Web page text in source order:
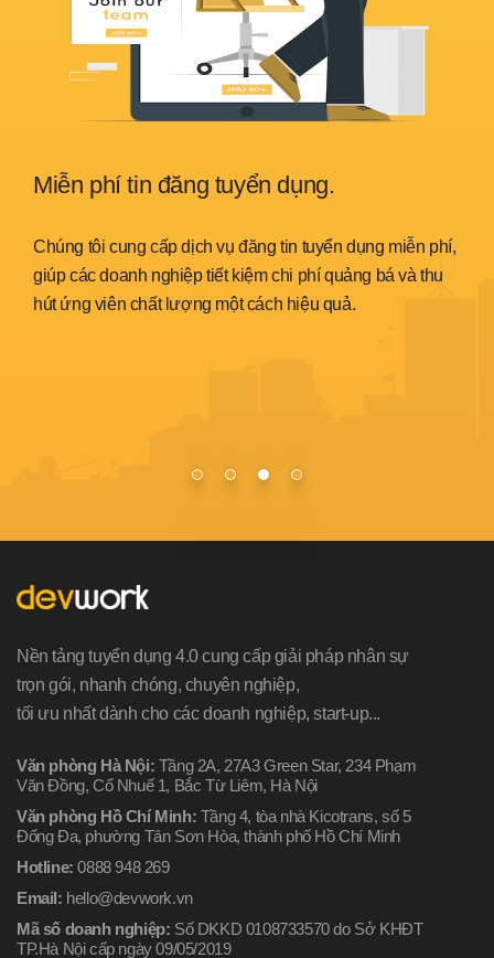
Miễn phí tin đăng tuyển dụng.
Chúng tôi cung cấp dịch vụ đăng tin tuyển dụng miễn phí,
giúp các doanh nghiệp tiết kiệm chi phí quảng bá và thu
hút ứng viên chất lượng một cách hiệu quả.
Nền tảng tuyển dụng 4.0 cung cấp giải pháp nhân sự
trọn gói, nhanh chóng, chuyên nghiệp,
tối ưu nhất dành cho các doanh nghiệp, start-up...
Văn phòng Hà Nội: Tầng 2A, 27A3 Green Star, 234 Phạm
Văn Đồng, Cổ Nhuế 1, Bắc Từ Liêm, Hà Nội
Văn phòng Hồ Chí Minh: Tầng 4, tòa nhà Kicotrans, số 5
Đống Đa, phường Tân Sơn Hòa, thành phố Hồ Chí Minh
Hotline: 0888 948 269
Email: hello@devwork.vn
Mã số doanh nghiệp: Số DKKD 0108733570 do Sở KHĐT
TP.Hà Nội cấp ngày 09/05/2019